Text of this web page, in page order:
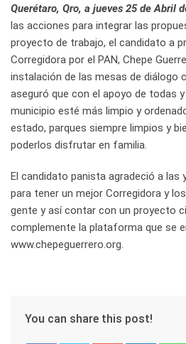
Querétaro, Qro, a jueves 25 de Abril
las acciones para integrar las
proyecto de trabajo, el candidato a
Corregidora por el PAN, Chepe
instalación de las mesas de diálogo
aseguró que con el apoyo de todas
municipio esté más limpio y
estado, parques siempre limpios y
poderlos disfrutar en familia.
El candidato panista agradeció a las
para tener un mejor Corregidora y
gente y así contar con un proyecto
complemente la plataforma que se
www.chepeguerrero.org.
You can share this post!